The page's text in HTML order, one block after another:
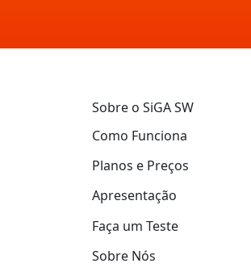
Sobre o SiGA SW
Como Funciona
Planos e Preços
Apresentação
Faça um Teste
Sobre Nós